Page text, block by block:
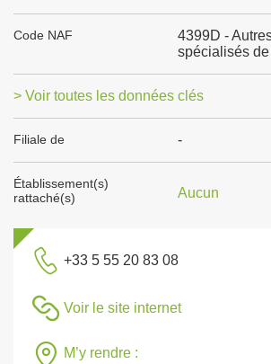
Code NAF
4399D -
spécialisés
> Voir toutes les données clés
Filiale de -
Établissement(s)
rattaché(s)
Aucun
+33 5 55 20 83 08
Voir le site internet
M’y rendre :